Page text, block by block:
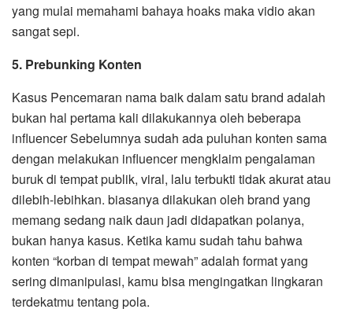
yang mulai memahami bahaya hoaks maka vidio akan
sangat sepi.
5. Prebunking Konten
Kasus Pencemaran nama baik dalam satu brand adalah
bukan hal pertama kali dilakukannya oleh beberapa
influencer Sebelumnya sudah ada puluhan konten sama
dengan melakukan influencer mengklaim pengalaman
buruk di tempat publik, viral, lalu terbukti tidak akurat atau
dilebih-lebihkan. biasanya dilakukan oleh brand yang
memang sedang naik daun jadi didapatkan polanya,
bukan hanya kasus. Ketika kamu sudah tahu bahwa
konten “korban di tempat mewah” adalah format yang
sering dimanipulasi, kamu bisa mengingatkan lingkaran
terdekatmu tentang pola.